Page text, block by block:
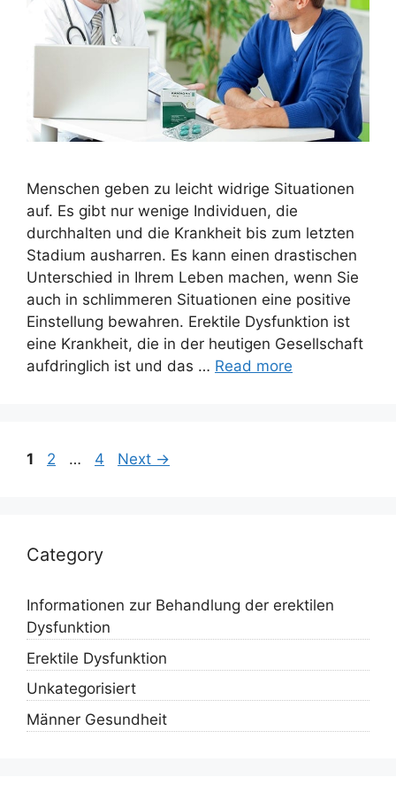
Menschen geben zu leicht widrige Situationen
auf. Es gibt nur wenige Individuen, die
durchhalten und die Krankheit bis zum letzten
Stadium ausharren. Es kann einen drastischen
Unterschied in Ihrem Leben machen, wenn Sie
auch in schlimmeren Situationen eine positive
Einstellung bewahren. Erektile Dysfunktion ist
eine Krankheit, die in der heutigen Gesellschaft
aufdringlich ist und das … Read more
Page
1 Page
2 … Page
4 Next →
Category
Informationen zur Behandlung der erektilen
Dysfunktion
Erektile Dysfunktion
Unkategorisiert
Männer Gesundheit